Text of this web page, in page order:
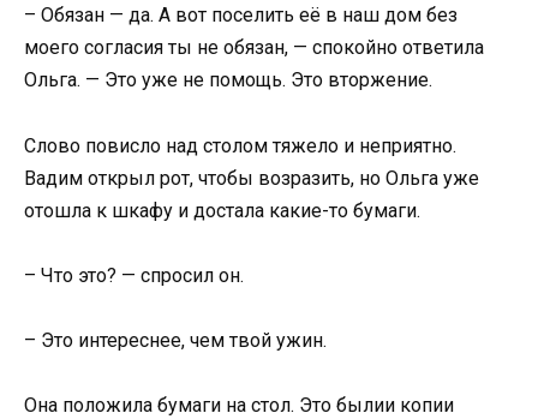
– Обязан — да. А вот поселить её в наш дом без
моего согласия ты не обязан, — спокойно ответила
Ольга. — Это уже не помощь. Это вторжение.
Слово повисло над столом тяжело и неприятно.
Вадим открыл рот, чтобы возразить, но Ольга уже
отошла к шкафу и достала какие-то бумаги.
– Что это? — спросил он.
– Это интереснее, чем твой ужин.
Она положила бумаги на стол. Это былии копии